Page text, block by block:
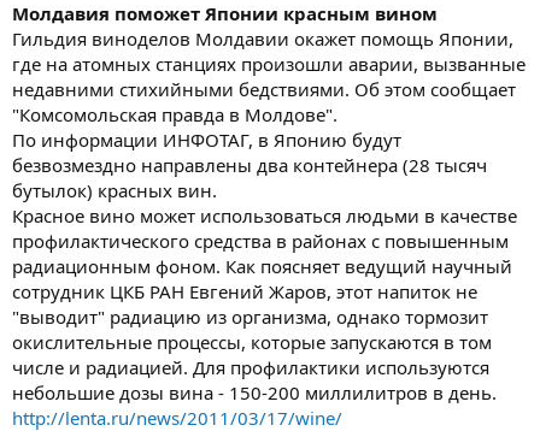
Молдавия поможет Японии красным вином
Гильдия виноделов Молдавии окажет помощь Японии,
где на атомных станциях произошли аварии, вызванные
недавними стихийными бедствиями. Об этом сообщает
"Комсомольская правда в Молдове".
По информации ИНФОТАГ, в Японию будут
безвозмездно направлены два контейнера (28 тысяч
бутылок) красных вин.
Красное вино может использоваться людьми в качестве
профилактического средства в районах с повышенным
радиационным фоном. Как поясняет ведущий научный
сотрудник ЦКБ РАН Евгений Жаров, этот напиток не
"выводит" радиацию из организма, однако тормозит
окислительные процессы, которые запускаются в том
числе и радиацией. Для профилактики используются
небольшие дозы вина - 150-200 миллилитров в день.
http://lenta.ru/news/2011/03/17/wine/